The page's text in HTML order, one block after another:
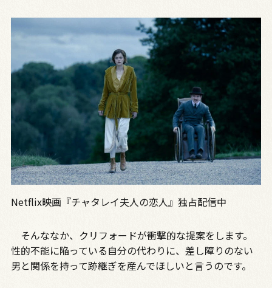
Netflix映画『チャタレイ夫人の恋人』独占配信中
そんななか、クリフォードが衝撃的な提案をします。
性的不能に陥っている自分の代わりに、差し障りのない
男と関係を持って跡継ぎを産んでほしいと言うのです。